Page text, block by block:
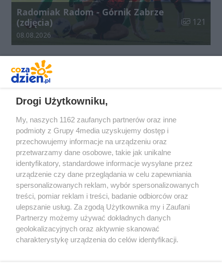
Radomiak Radom - Górnik Zabrze
(zdjęcia)
Liczba
121
Data dodania galerii:
08.08.2026
Redakcja Reklama Prywatność
Praca Łódź
the:protocol
Drogi Użytkowniku,
My, naszych 1162 zaufanych partnerów oraz inne
podmioty z Grupy 4media uzyskujemy dostęp i
przechowujemy informacje na urządzeniu oraz
przetwarzamy dane osobowe, takie jak unikalne
identyfikatory, standardowe informacje wysyłane przez
urządzenie czy dane przeglądania w celu zapewniania
spersonalizowanych reklam, wybór spersonalizowanych
treści, pomiar reklam i treści, badanie odbiorców oraz
ulepszanie usług. Za zgodą Użytkownika my i Zaufani
Partnerzy możemy używać dokładnych danych
geolokalizacyjnych oraz aktywnie skanować
charakterystykę urządzenia do celów identyfikacji.